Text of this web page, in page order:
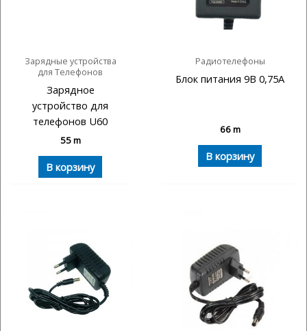
Зарядные устройства
для Телефонов
Зарядное
устройство для
телефонов U60
55m
В корзину
Радиотелефоны
Блок питания 9В 0,75А
66m
В корзину